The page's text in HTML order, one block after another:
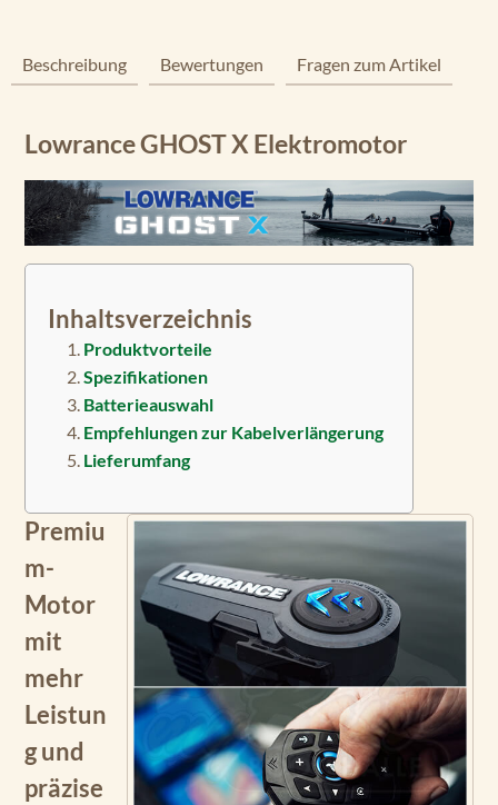
Beschreibung Bewertungen Fragen zum Artikel
Lowrance GHOST X Elektromotor
Inhaltsverzeichnis
Produktvorteile
Spezifikationen
Batterieauswahl
Empfehlungen zur Kabelverlängerung
Lieferumfang
Premiu
m-
Motor
mit
mehr
Leistun
g und
präzise